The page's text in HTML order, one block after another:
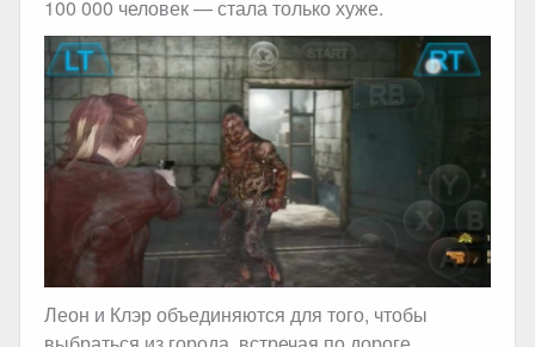
100 000 человек — стала только хуже.
Леон и Клэр объединяются для того, чтобы